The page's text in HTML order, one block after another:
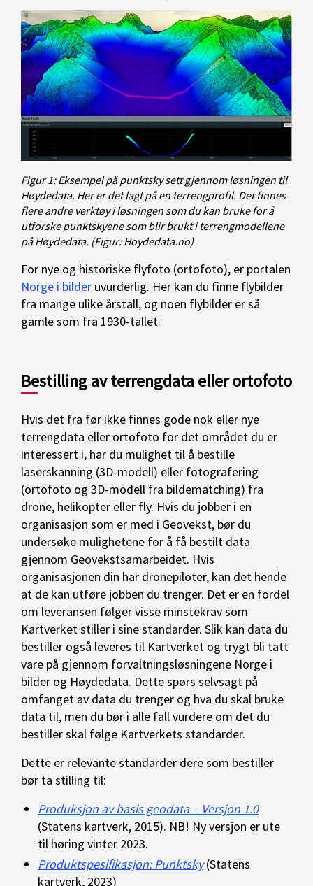
Figur 1: Eksempel på punktsky sett gjennom løsningen til
Høydedata. Her er det lagt på en terrengprofil. Det finnes
flere andre verktøy i løsningen som du kan bruke for å
utforske punktskyene som blir brukt i terrengmodellene
på Høydedata. (Figur: Hoydedata.no)
For nye og historiske flyfoto (ortofoto), er portalen
Norge i bilder uvurderlig. Her kan du finne flybilder
fra mange ulike årstall, og noen flybilder er så
gamle som fra 1930-tallet.
Bestilling av terrengdata eller ortofoto
Hvis det fra før ikke finnes gode nok eller nye
terrengdata eller ortofoto for det området du er
interessert i, har du mulighet til å bestille
laserskanning (3D-modell) eller fotografering
(ortofoto og 3D-modell fra bildematching) fra
drone, helikopter eller fly. Hvis du jobber i en
organisasjon som er med i Geovekst, bør du
undersøke mulighetene for å få bestilt data
gjennom Geovekstsamarbeidet. Hvis
organisasjonen din har dronepiloter, kan det hende
at de kan utføre jobben du trenger. Det er en fordel
om leveransen følger visse minstekrav som
Kartverket stiller i sine standarder. Slik kan data du
bestiller også leveres til Kartverket og trygt bli tatt
vare på gjennom forvaltningsløsningene Norge i
bilder og Høydedata. Dette spørs selvsagt på
omfanget av data du trenger og hva du skal bruke
data til, men du bør i alle fall vurdere om det du
bestiller skal følge Kartverkets standarder.
Dette er relevante standarder dere som bestiller
bør ta stilling til:
Produksjon av basis geodata – Versjon 1.0
(Statens kartverk, 2015). NB! Ny versjon er ute
til høring vinter 2023.
Produktspesifikasjon: Punktsky(Statens
kartverk, 2023)